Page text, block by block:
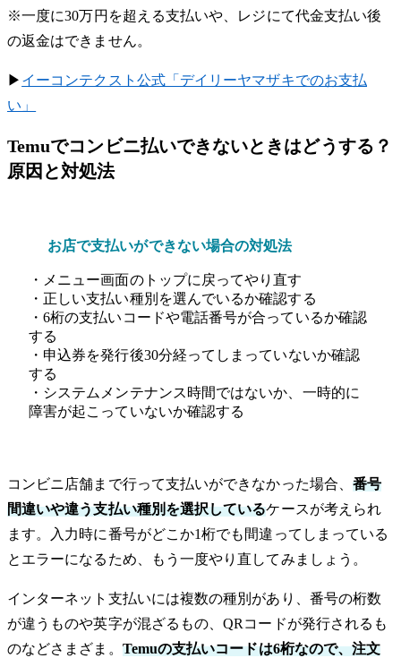
※一度に30万円を超える支払いや、レジにて代金支払い後
の返金はできません。
▶︎ イーコンテクスト公式「デイリーヤマザキでのお支払
い」
Temuでコンビニ払いできないときはどうする？
原因と対処法
お店で支払いができない場合の対処法
・メニュー画面のトップに戻ってやり直す
・正しい支払い種別を選んでいるか確認する
・6桁の支払いコードや電話番号が合っているか確認
する
・申込券を発行後30分経ってしまっていないか確認
する
・システムメンテナンス時間ではないか、一時的に
障害が起こっていないか確認する
コンビニ店舗まで行って支払いができなかった場合、 番号
間違いや違う支払い種別を選択しているケースが考えられ
ます。入力時に番号がどこか1桁でも間違ってしまっている
とエラーになるため、もう一度やり直してみましょう。
インターネット支払いには複数の種別があり、番号の桁数
が違うものや英字が混ざるもの、QRコードが発行されるも
のなどさまざま。 Temuの支払いコードは6桁なので、注文